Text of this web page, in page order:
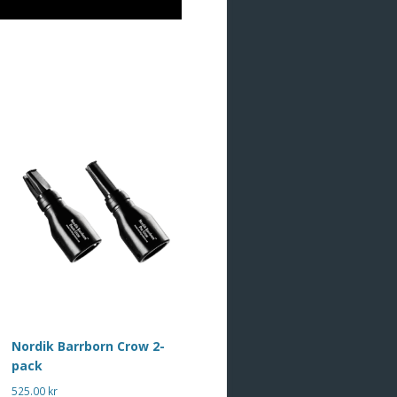
Nordik Barrborn Crow 2-
pack
525.00 kr